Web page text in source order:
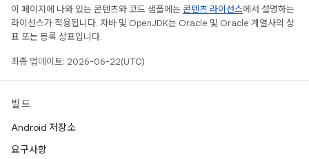
이 페이지에 나와 있는 콘텐츠와 코드 샘플에는 콘텐츠 라이선스에서 설명하는
라이선스가 적용됩니다. 자바 및 OpenJDK는 Oracle 및 Oracle 계열사의 상
표 또는 등록 상표입니다.
최종 업데이트: 2026-06-22(UTC)
빌드
Android 저장소
요구사항